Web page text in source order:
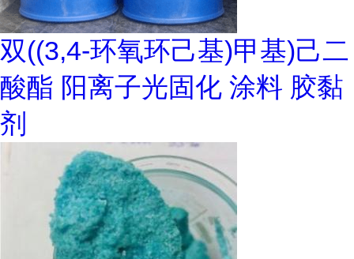
双((3,4-环氧环己基)甲基)己二
酸酯 阳离子光固化 涂料 胶黏
剂